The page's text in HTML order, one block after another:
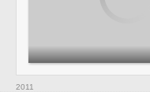
2011